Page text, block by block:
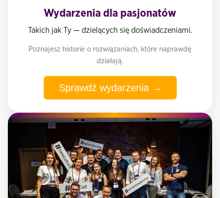
Wydarzenia dla pasjonatów
Takich jak Ty — dzielących się doświadczeniami.
Poznajesz historie o rozwiązaniach, które naprawdę
działają.
Sprawdź wydarzenia →